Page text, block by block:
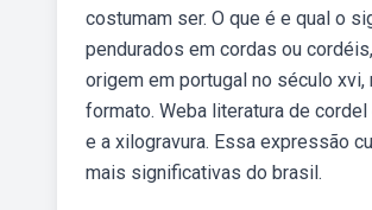
costumam ser. O que é e qual o
pendurados em cordas ou
origem em portugal no século
formato. Weba literatura de
e a xilogravura. Essa expressão
mais significativas do brasil.